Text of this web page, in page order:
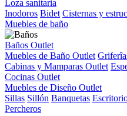
Loza sanitaria
Inodoros Bidet Cisternas y
Muebles de baño
Baños Outlet
Muebles de Baño Outlet
Cabinas y Mamparas Outlet
Cocinas Outlet
Muebles de Diseño Outlet
Sillas Sillón Banquetas
Percheros